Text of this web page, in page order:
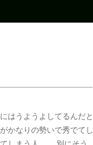
うようよしてるんだと
かなりの勢いで秀でてし